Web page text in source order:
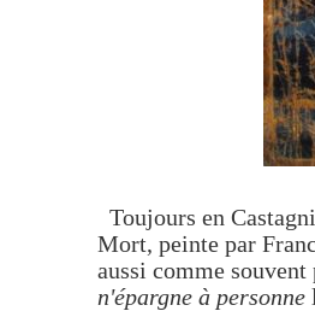
Toujours en
Mort, peinte par
aussi comme souvent
n'épargne à personne